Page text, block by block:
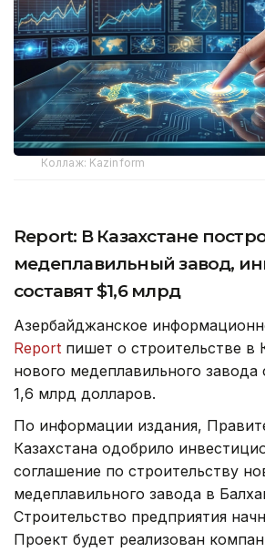
Коллаж: Kazinform
Report: В Казахстане
медеплавильный завод,
составят $1,6 млрд
Азербайджанское
Report пишет о строительстве в
нового медеплавильного
1,6 млрд долларов.
По информации издания,
Казахстана одобрило
соглашение по строительству
медеплавильного завода в
Строительство предприятия
Проект будет реализован